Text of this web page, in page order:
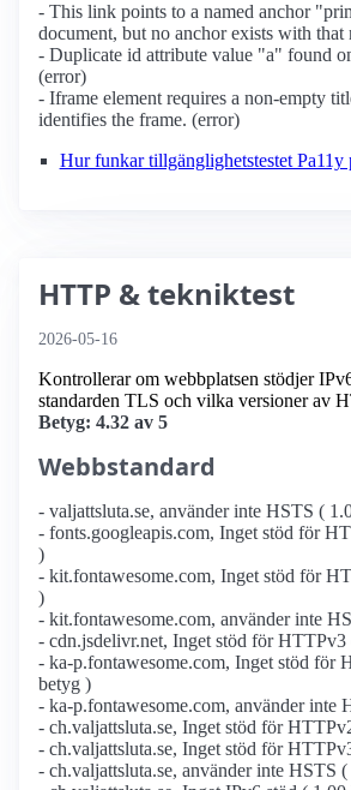
- This link points to a named anchor
document, but no anchor exists with that
- Duplicate id attribute value "a" found
(error)
- Iframe element requires a non-empty
identifies the frame. (error)
Hur funkar tillgänglighetstestet Pa11y
HTTP & tekniktest
2026-05-16
Kontrollerar om webbplatsen stödjer
standarden TLS och vilka versioner av
Betyg: 4.32 av 5
Webbstandard
- valjattsluta.se, använder inte HSTS (
- fonts.googleapis.com, Inget stöd för
)
- kit.fontawesome.com, Inget stöd för
)
- kit.fontawesome.com, använder inte
- cdn.jsdelivr.net, Inget stöd för HTTPv3
- ka-p.fontawesome.com, Inget stöd för
betyg )
- ka-p.fontawesome.com, använder inte
- ch.valjattsluta.se, Inget stöd för
- ch.valjattsluta.se, Inget stöd för
- ch.valjattsluta.se, använder inte HSTS